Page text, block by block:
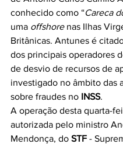
conhecido como “Careca
uma offshore nas Ilhas
Britânicas. Antunes é
dos principais operadores
de desvio de recursos de
investigado no âmbito das
sobre fraudes no INSS.
A operação desta quarta-
autorizada pelo ministro
Mendonça, do STF -